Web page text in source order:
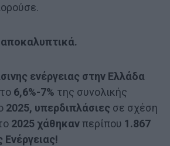
αποκαλυπτικά.
ενέργειας στην Ελλάδα
6,6%-7% της συνολικής
2025, υπερδιπλάσιες σε σχέση
2025 χάθηκανπερίπου 1.867
Ενέργειας!